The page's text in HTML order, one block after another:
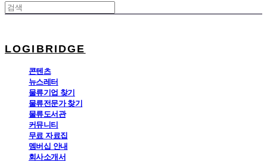
LOGIBRIDGE
콘텐츠
뉴스레터
물류기업 찾기
물류전문가 찾기
물류도서관
커뮤니티
무료 자료집
멤버십 안내
회사소개서